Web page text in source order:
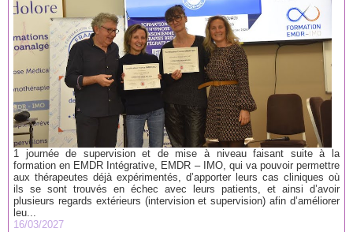
1 journée de supervision et de mise à niveau faisant suite à la
formation en EMDR Intégrative, EMDR – IMO, qui va pouvoir permettre
aux thérapeutes déjà expérimentés, d’apporter leurs cas cliniques où
ils se sont trouvés en échec avec leurs patients, et ainsi d’avoir
plusieurs regards extérieurs (intervision et supervision) afin d’améliorer
leu...
16/03/2027